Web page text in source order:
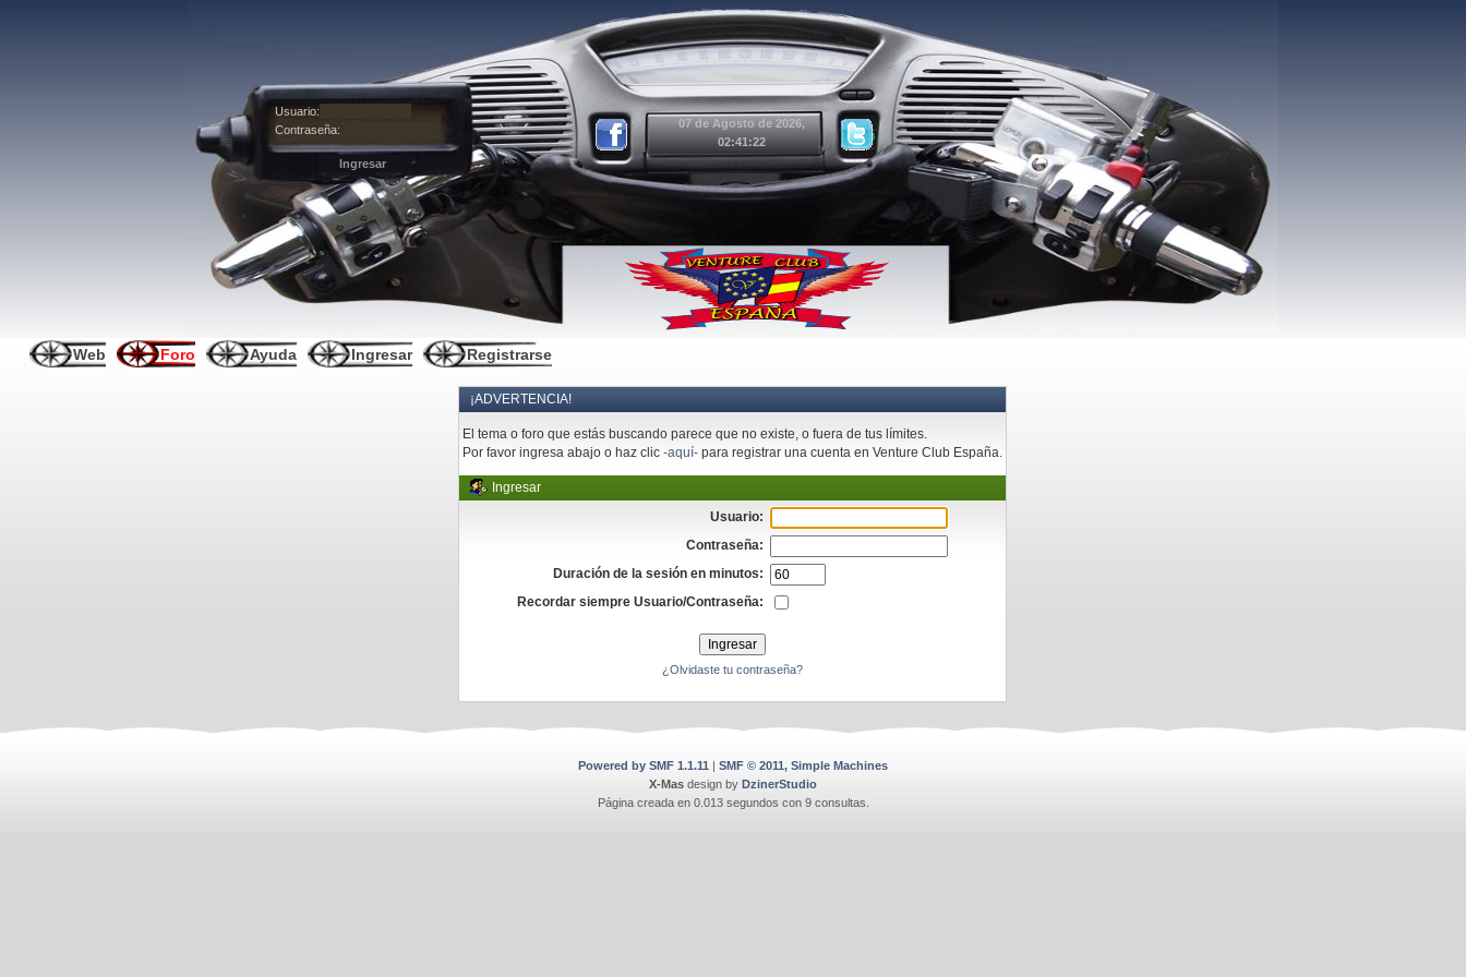
07 de Agosto de 2026,
02:41:22
Usuario:
Contraseña:
Web Foro Ayuda Ingresar Registrarse
¡ADVERTENCIA!
El tema o foro que estás buscando parece que no existe, o fuera de tus límites.
Por favor ingresa abajo o haz clic-aquí- para registrar una cuenta en Venture Club España.
Ingresar
Usuario:
Contraseña:
Duración de la sesión en minutos:
Recordar siempre Usuario/Contraseña:
¿Olvidaste tu contraseña?
Powered by SMF 1.1.11 | SMF © 2011, Simple Machines
X-Mas design by DzinerStudio
Página creada en 0.013 segundos con 9 consultas.